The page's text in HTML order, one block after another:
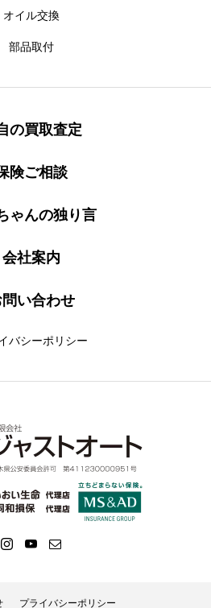
オイル交換
部品取付
の買取査定
険ご相談
ゃんの独り言
会社案内
問い合わせ
バシーポリシー
プライバシーポリシー